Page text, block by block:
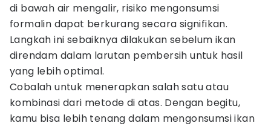
di bawah air mengalir, risiko mengonsumsi
formalin dapat berkurang secara signifikan.
Langkah ini sebaiknya dilakukan sebelum ikan
direndam dalam larutan pembersih untuk hasil
yang lebih optimal.
Cobalah untuk menerapkan salah satu atau
kombinasi dari metode di atas. Dengan begitu,
kamu bisa lebih tenang dalam mengonsumsi ikan